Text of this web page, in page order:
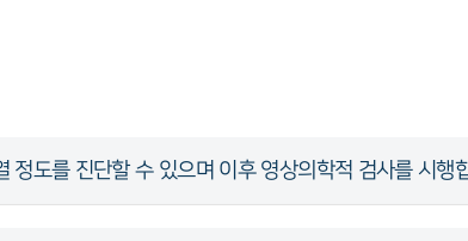
도를 진단할 수 있으며 이후 영상의학적 검사를 시행